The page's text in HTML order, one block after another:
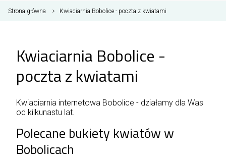
Strona główna Kwiaciarnia Bobolice - poczta z kwiatami
Kwiaciarnia Bobolice -
poczta z kwiatami
Kwiaciarnia internetowa Bobolice - działamy dla Was
od kilkunastu lat.
Polecane bukiety kwiatów w
Bobolicach